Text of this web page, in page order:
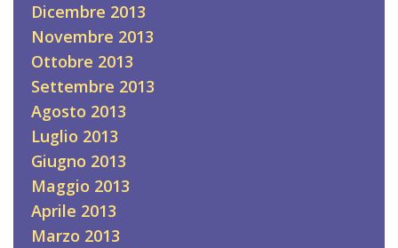
Dicembre 2013
Novembre 2013
Ottobre 2013
Settembre 2013
Agosto 2013
Luglio 2013
Giugno 2013
Maggio 2013
Aprile 2013
Marzo 2013